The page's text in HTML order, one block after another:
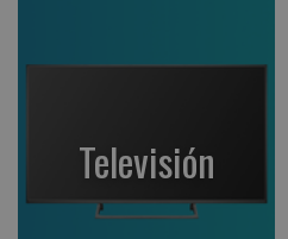
Televisión